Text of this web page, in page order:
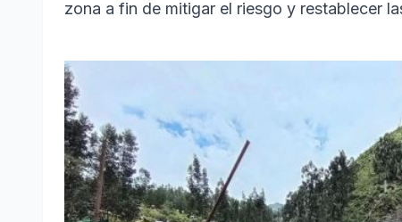
zona a fin de mitigar el riesgo y restablecer